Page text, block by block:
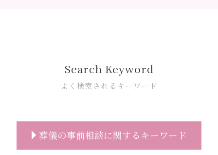
Search Keyword
よく検索されるキーワード
葬儀の事前相談に関するキーワード